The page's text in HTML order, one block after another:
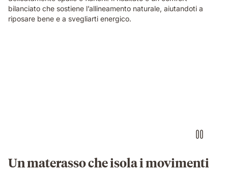
bilanciato che sostiene l’allineamento naturale, aiutandoti a
riposare bene e a svegliarti energico.
Original
Un materasso che isola i movimenti